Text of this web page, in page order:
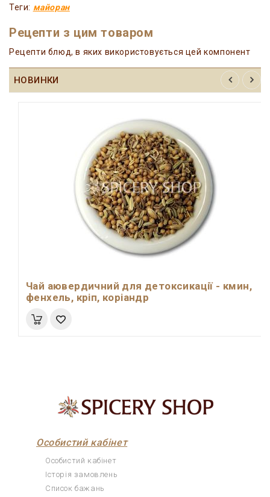
Теги: майоран
Рецепти з цим товаром
Рецепти блюд, в яких використовується цей компонент
НОВИНКИ
Чай аювердичний для детоксикації - кмин,
фенхель, кріп, коріандр
Особистий кабінет
Особистий кабінет
Історія замовлень
Список бажань